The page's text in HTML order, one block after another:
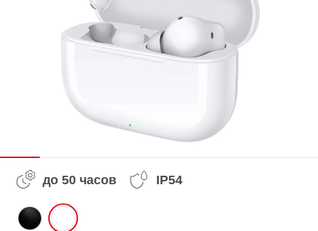
до 50 часов IP54